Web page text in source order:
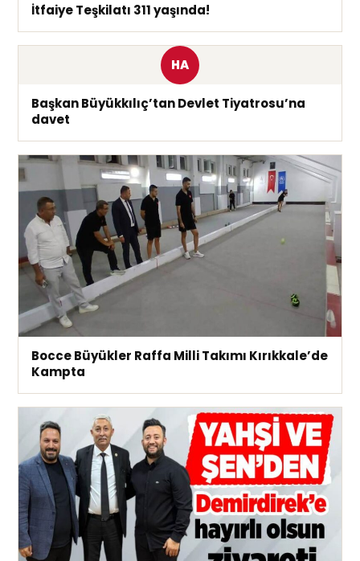
İtfaiye Teşkilatı 311 yaşında!
HA
Başkan Büyükkılıç’tan Devlet Tiyatrosu’na
davet
Bocce Büyükler Raffa Milli Takımı Kırıkkale’de
Kampta